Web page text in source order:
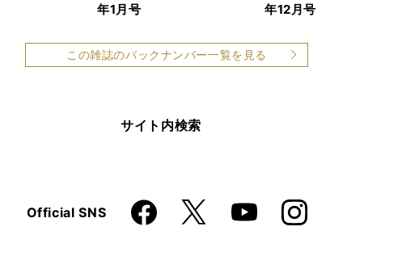
年1月号
年12月号
この雑誌のバックナンバー一覧を見る
サイト内検索
Official SNSFaceboo
k
X YouTube Instagra
m